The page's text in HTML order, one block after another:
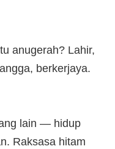
anugerah? Lahir,
berkerjaya.
lain — hidup
Raksasa hitam